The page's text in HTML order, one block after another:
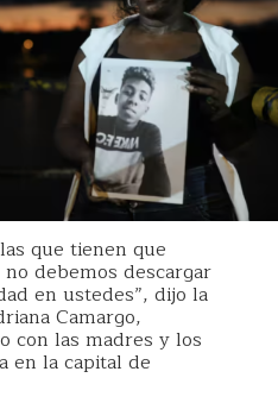
que tienen que
debemos descargar
en ustedes”, dijo la
Camargo,
con las madres y los
en la capital de